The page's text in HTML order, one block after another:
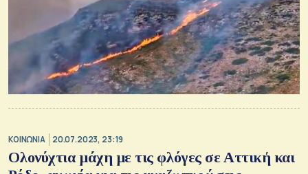
ΚΟΙΝΩΝΙΑ 20.07.2023, 23:19
Ολονύχτια μάχη με τις φλόγες σε Αττική και